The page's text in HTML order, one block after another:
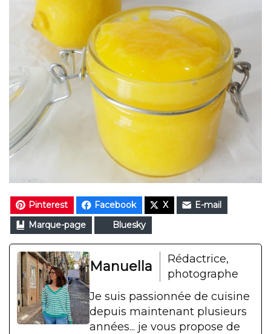
Pinterest Facebook X
E-mail
Marque-page
Bluesky
Manuella
Rédactrice,
photographe
Je suis passionnée de cuisine
depuis maintenant plusieurs
années... je vous propose de